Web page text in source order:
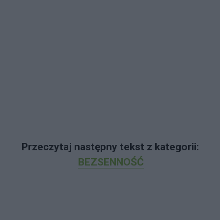
Przeczytaj następny tekst z kategorii:
BEZSENNOŚĆ